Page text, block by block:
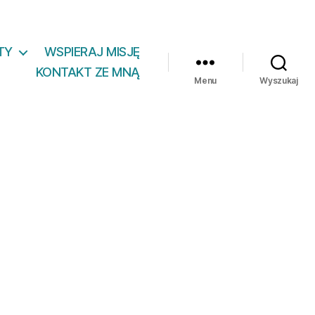
WSPIERAJ MISJĘ
KONTAKT ZE MNĄ
Menu Wyszukaj